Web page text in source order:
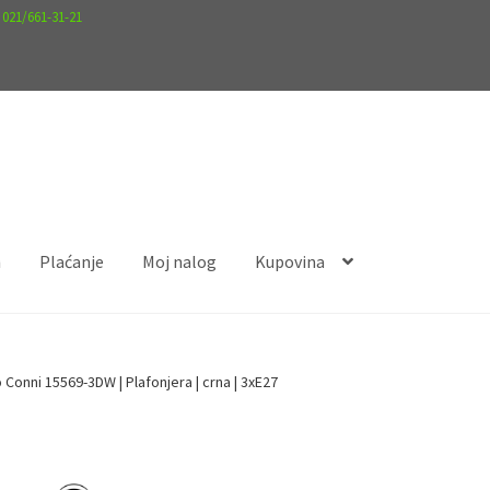
021/661-31-21
Plaćanje Moj nalog Kupovina
15569-3DW | Plafonjera | crna | 3xE27